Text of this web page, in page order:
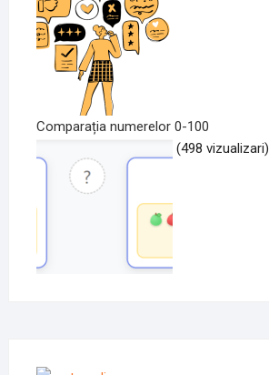
Comparația numerelor 0-100
(498 vizualizari)